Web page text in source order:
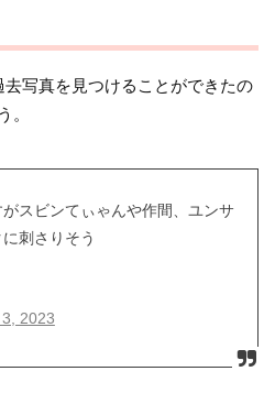
写真を見つけることができたの
。
スビンてぃゃんや作間、ユンサ
刺さりそう
2023